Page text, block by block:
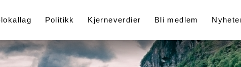
Politikk Kjerneverdier Bli medlem